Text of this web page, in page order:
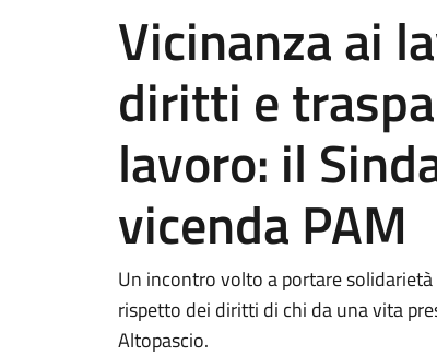
Vicinanza ai
diritti e
lavoro: il
vicenda PAM
Un incontro volto a portare
rispetto dei diritti di chi da una vita
Altopascio.